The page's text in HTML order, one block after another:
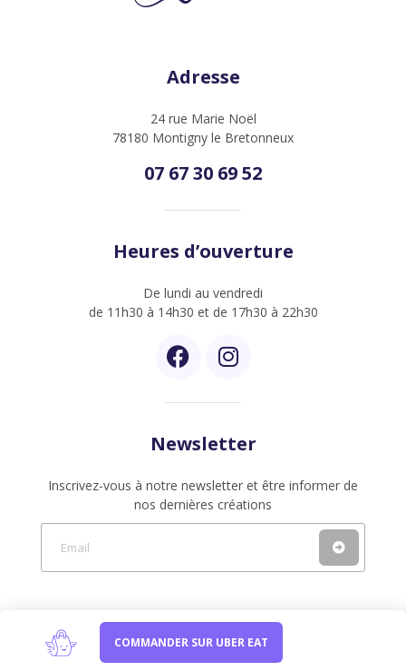
Adresse
24 rue Marie Noël
78180 Montigny le Bretonneux
07 67 30 69 52
Heures d’ouverture
De lundi au vendredi
de 11h30 à 14h30 et de 17h30 à 22h30
Newsletter
Inscrivez-vous à notre newsletter et être informer de
nos dernières créations
Conditions Générales de Vente
COMMANDER SUR UBER EAT